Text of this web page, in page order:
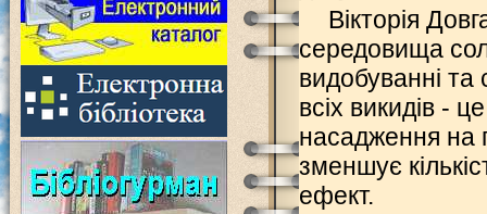
Вікторія
середовища
видобуванні та
всіх викидів -
насадження на
зменшує
ефект.